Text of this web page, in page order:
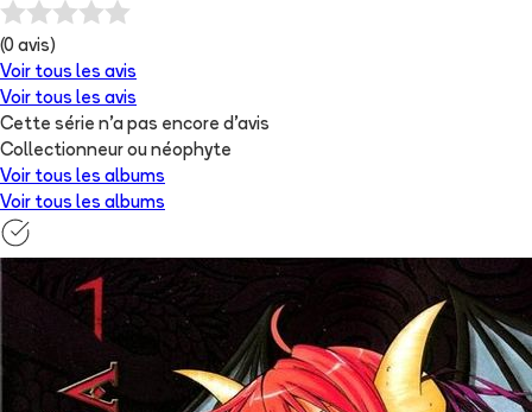
(0 avis)
Voir tous les avis
Voir tous les avis
Cette série n'a pas encore d'avis
Collectionneur ou néophyte
Voir tous les albums
Voir tous les albums